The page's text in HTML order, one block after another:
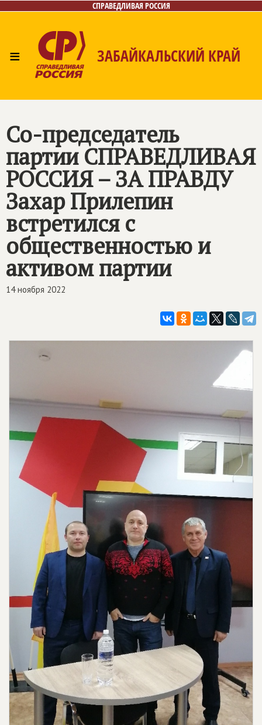
СПРАВЕДЛИВАЯ РОССИЯ
≡ ЗАБАЙКАЛЬСКИЙ КРАЙ
Со-председатель
партииСПРАВЕДЛИВАЯ
РОССИЯ – ЗА ПРАВДУ
Захар Прилепин
встретился с
общественностью и
активом партии
14 ноября 2022